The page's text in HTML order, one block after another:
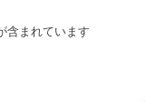
含まれています